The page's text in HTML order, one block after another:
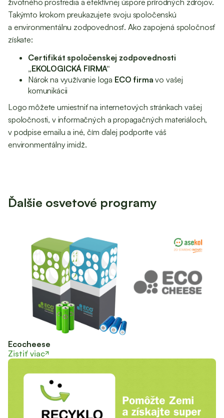
životného prostredia a efektívnej úspore prírodných zdrojov.
Takýmto krokom preukazujete svoju spoločenskú
a environmentálnu zodpovednosť. Ako zapojená spoločnosť
získate:
Certifikát spoločenskej zodpovednosti
„EKOLOGICKÁ FIRMA“
Nárok na využívanie loga ECO firma vo vašej
komunikácii
Logo môžete umiestniť na internetových stránkach vašej
spoločnosti, v informačných a propagačných materiáloch,
v podpise emailu a iné, čím ďalej podporíte váš
environmentálny imidž.
Ďalšie osvetové programy
Ecocheese
Zistiť viac